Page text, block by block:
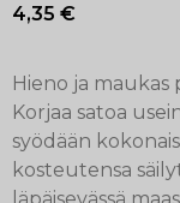
4,35 €
Hieno ja
Korjaa satoa
syödään
kosteutensa